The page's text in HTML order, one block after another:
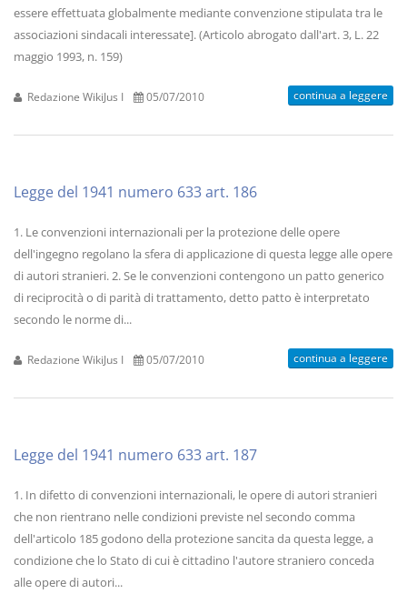
essere effettuata globalmente mediante convenzione stipulata tra le
associazioni sindacali interessate]. (Articolo abrogato dall'art. 3, L. 22
maggio 1993, n. 159)
Redazione WikiJus I 05/07/2010 continua a leggere
Legge del 1941 numero 633 art. 186
1. Le convenzioni internazionali per la protezione delle opere
dell'ingegno regolano la sfera di applicazione di questa legge alle opere
di autori stranieri. 2. Se le convenzioni contengono un patto generico
di reciprocità o di parità di trattamento, detto patto è interpretato
secondo le norme di...
Redazione WikiJus I 05/07/2010 continua a leggere
Legge del 1941 numero 633 art. 187
1. In difetto di convenzioni internazionali, le opere di autori stranieri
che non rientrano nelle condizioni previste nel secondo comma
dell'articolo 185 godono della protezione sancita da questa legge, a
condizione che lo Stato di cui è cittadino l'autore straniero conceda
alle opere di autori...